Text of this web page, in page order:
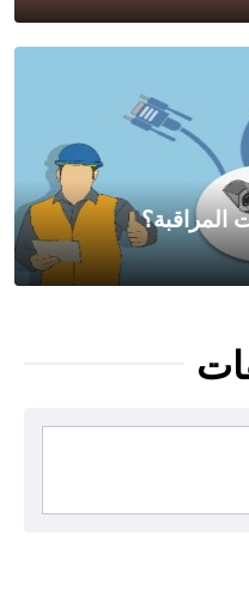
المراقبة؟